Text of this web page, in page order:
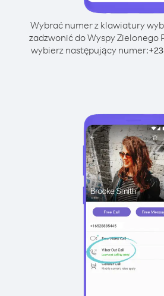
Wybrać numer z klawiatury
zadzwonić do Wyspy Zielonego
wybierz następujący numer:+